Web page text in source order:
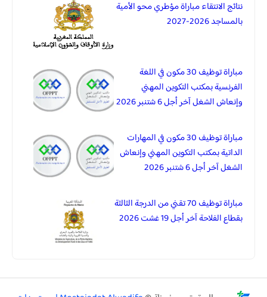
نتائج الانتقاء مباراة مؤطري محو الأمية
بالمساجد 2026-2027
مباراة توظيف 30 مكون في اللغة
الفرنسية بمكتب التكوين المهني
وإنعاش الشغل آخر أجل 6 شتنبر 2026
مباراة توظيف 30 مكون في المهارات
الداتية بمكتب التكوين المهني وإنعاش
الشغل آخر أجل 6 شتنبر 2026
مباراة توظيف 70 تقني من الدرجة الثالثة
بقطاع الفلاحة آخر أجل 19 غشت 2026